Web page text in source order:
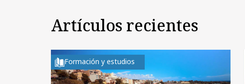
Artículos recientes
Formación y estudios